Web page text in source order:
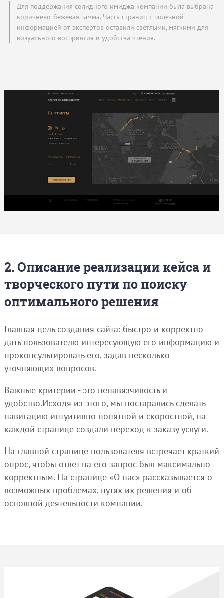
Для поддержания солидного имиджа компании была выбрана
коричнево-бежевая гамма. Часть страниц с полезной
информацией от экспертов оставили светлыми, мягкими для
визуального восприятия и удобства чтения.
2. Описание реализации кейса и
творческого пути по поиску
оптимального решения
Главная цель создания сайта: быстро и корректно
дать пользователю интересующую его информацию и
проконсультировать его, задав несколько
уточняющих вопросов.
Важные критерии - это ненавязчивость и
удобство.Исходя из этого, мы постарались сделать
навигацию интуитивно понятной и скоростной, на
каждой странице создали переход к заказу услуги.
На главной странице пользователя встречает краткий
опрос, чтобы ответ на его запрос был максимально
корректным. На странице «О нас» рассказывается о
возможных проблемах, путях их решения и об
основной деятельности компании.